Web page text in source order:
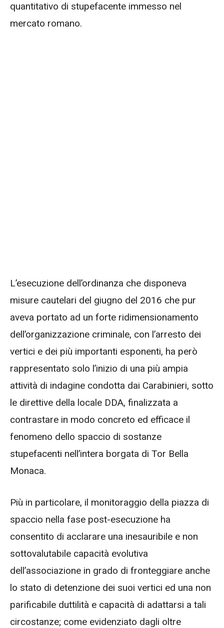
quantitativo di stupefacente immesso nel
mercato romano.
L’esecuzione dell’ordinanza che disponeva
misure cautelari del giugno del 2016 che pur
aveva portato ad un forte ridimensionamento
dell’organizzazione criminale, con l’arresto dei
vertici e dei più importanti esponenti, ha però
rappresentato solo l’inizio di una più ampia
attività di indagine condotta dai Carabinieri, sotto
le direttive della locale DDA, finalizzata a
contrastare in modo concreto ed efficace il
fenomeno dello spaccio di sostanze
stupefacenti nell’intera borgata di Tor Bella
Monaca.
Più in particolare, il monitoraggio della piazza di
spaccio nella fase post-esecuzione ha
consentito di acclarare una inesauribile e non
sottovalutabile capacità evolutiva
dell’associazione in grado di fronteggiare anche
lo stato di detenzione dei suoi vertici ed una non
parificabile duttilità e capacità di adattarsi a tali
circostanze; come evidenziato dagli oltre